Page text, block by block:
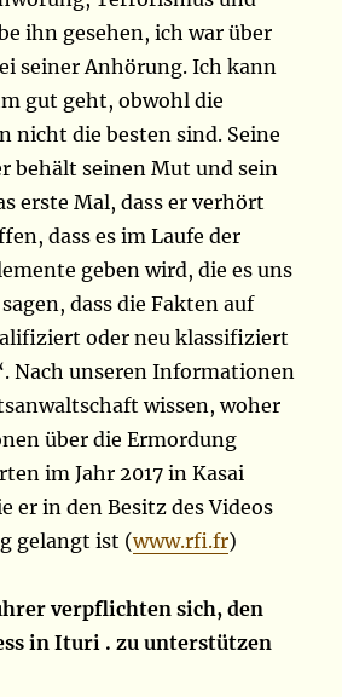
ihn gesehen, ich war über
seiner Anhörung. Ich kann
gut geht, obwohl die
nicht die besten sind. Seine
behält seinen Mut und sein
erste Mal, dass er verhört
dass es im Laufe der
geben wird, die es uns
dass die Fakten auf
oder neu klassifiziert
Nach unseren Informationen
wissen, woher
über die Ermordung
im Jahr 2017 in Kasai
er in den Besitz des Videos
gelangt ist (www.rfi.fr)
verpflichten sich, den
in Ituri . zu unterstützen